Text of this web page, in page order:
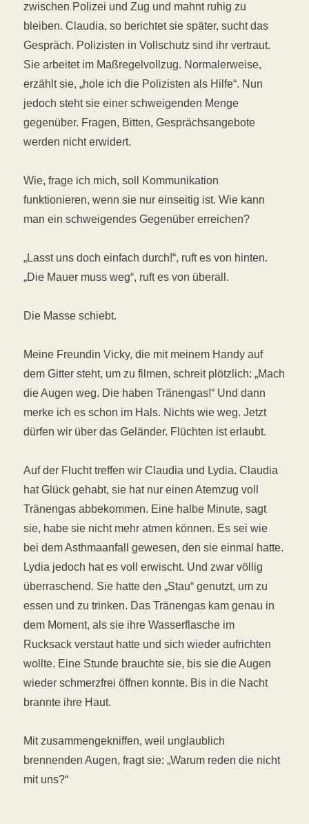
zwischen Polizei und Zug und mahnt ruhig zu
bleiben. Claudia, so berichtet sie später, sucht das
Gespräch. Polizisten in Vollschutz sind ihr vertraut.
Sie arbeitet im Maßregelvollzug. Normalerweise,
erzählt sie, „hole ich die Polizisten als Hilfe“. Nun
jedoch steht sie einer schweigenden Menge
gegenüber. Fragen, Bitten, Gesprächsangebote
werden nicht erwidert.
Wie, frage ich mich, soll Kommunikation
funktionieren, wenn sie nur einseitig ist. Wie kann
man ein schweigendes Gegenüber erreichen?
„Lasst uns doch einfach durch!“, ruft es von hinten.
„Die Mauer muss weg“, ruft es von überall.
Die Masse schiebt.
Meine Freundin Vicky, die mit meinem Handy auf
dem Gitter steht, um zu filmen, schreit plötzlich: „Mach
die Augen weg. Die haben Tränengas!“ Und dann
merke ich es schon im Hals. Nichts wie weg. Jetzt
dürfen wir über das Geländer. Flüchten ist erlaubt.
Auf der Flucht treffen wir Claudia und Lydia. Claudia
hat Glück gehabt, sie hat nur einen Atemzug voll
Tränengas abbekommen. Eine halbe Minute, sagt
sie, habe sie nicht mehr atmen können. Es sei wie
bei dem Asthmaanfall gewesen, den sie einmal hatte.
Lydia jedoch hat es voll erwischt. Und zwar völlig
überraschend. Sie hatte den „Stau“ genutzt, um zu
essen und zu trinken. Das Tränengas kam genau in
dem Moment, als sie ihre Wasserflasche im
Rucksack verstaut hatte und sich wieder aufrichten
wollte. Eine Stunde brauchte sie, bis sie die Augen
wieder schmerzfrei öffnen konnte. Bis in die Nacht
brannte ihre Haut.
Mit zusammengekniffen, weil unglaublich
brennenden Augen, fragt sie: „Warum reden die nicht
mit uns?“